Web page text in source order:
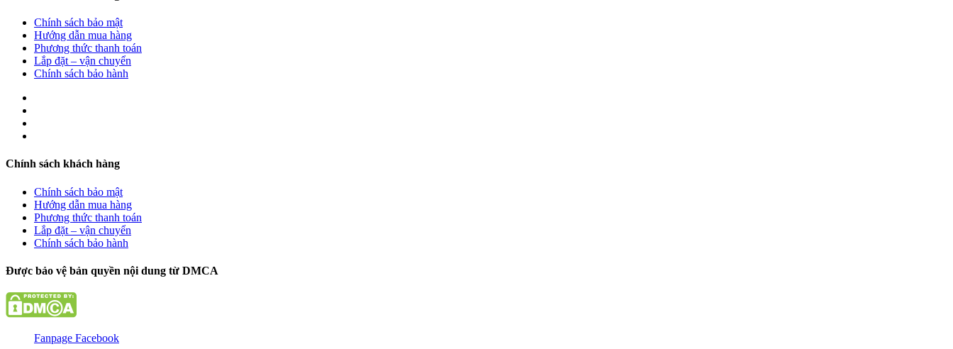
Chính sách bảo mật
Hướng dẫn mua hàng
Phương thức thanh toán
Lắp đặt – vận chuyển
Chính sách bảo hành
Chính sách khách hàng
Chính sách bảo mật
Hướng dẫn mua hàng
Phương thức thanh toán
Lắp đặt – vận chuyển
Chính sách bảo hành
Được bảo vệ bản quyền nội dung từ DMCA
Fanpage Facebook